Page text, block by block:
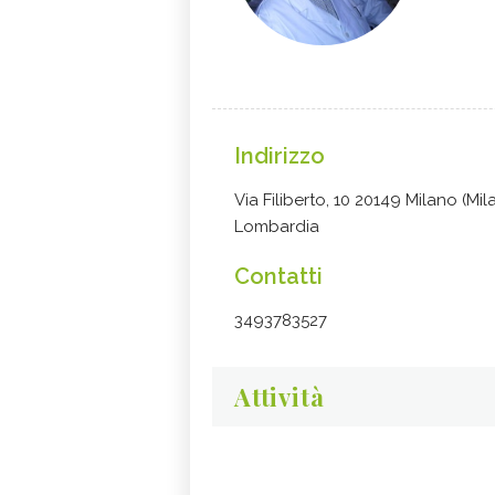
Indirizzo
Via Filiberto, 10 20149 Milano
Lombardia
Contatti
3493783527
Attività